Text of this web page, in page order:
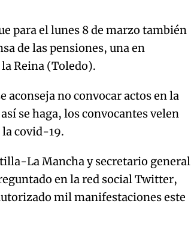
para el lunes 8 de marzo también
de las pensiones, una en
Reina (Toledo).
aconseja no convocar actos en la
se haga, los convocantes velen
covid-19.
La Mancha y secretario general
en la red social Twitter,
mil manifestaciones este